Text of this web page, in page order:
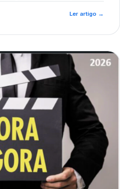
junto a órgãos como a
Ler artigo →